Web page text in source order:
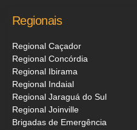
Regionais
Regional Caçador
Regional Concórdia
Regional Ibirama
Regional Indaial
Regional Jaraguá do Sul
Regional Joinville
Brigadas de Emergência